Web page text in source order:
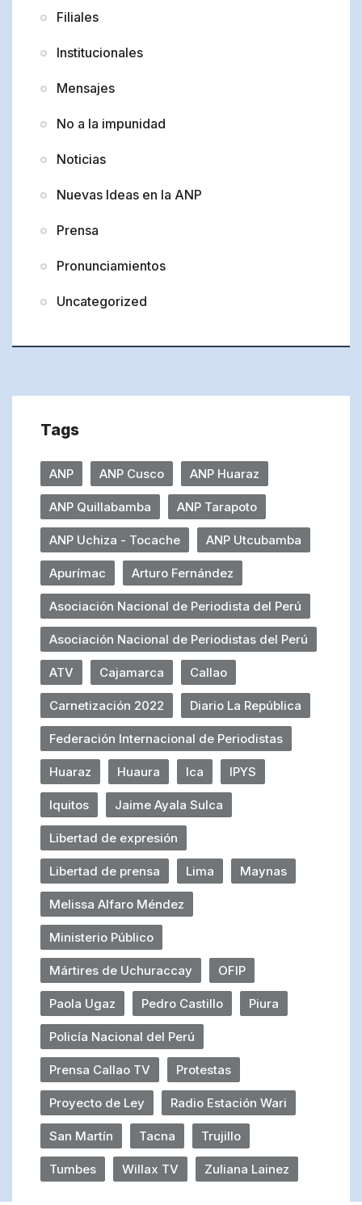
Filiales
Institucionales
Mensajes
No a la impunidad
Noticias
Nuevas Ideas en la ANP
Prensa
Pronunciamientos
Uncategorized
Tags
ANP ANP Cusco ANP Huaraz
ANP Quillabamba ANP Tarapoto
ANP Uchiza - Tocache ANP Utcubamba
Apurímac Arturo Fernández
Asociación Nacional de Periodista del Perú
Asociación Nacional de Periodistas del Perú
ATV Cajamarca Callao
Carnetización 2022 Diario La República
Federación Internacional de Periodistas
Huaraz Huaura Ica IPYS
Iquitos Jaime Ayala Sulca
Libertad de expresión
Libertad de prensa Lima Maynas
Melissa Alfaro Méndez
Ministerio Público
Mártires de Uchuraccay OFIP
Paola Ugaz Pedro Castillo Piura
Policía Nacional del Perú
Prensa Callao TV Protestas
Proyecto de Ley Radio Estación Wari
San Martín Tacna Trujillo
Tumbes Willax TV Zuliana Lainez